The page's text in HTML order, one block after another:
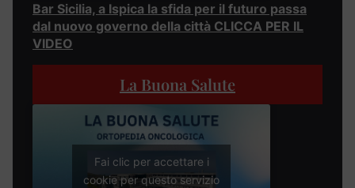
Bar Sicilia, a Ispica la sfida per il futuro passa
dal nuovo governo della città CLICCA PER IL
VIDEO
La Buona Salute
Fai clic per accettare i
cookie per questo servizio